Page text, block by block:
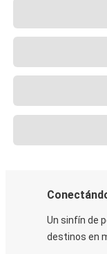
Un sinfín de
destinos en